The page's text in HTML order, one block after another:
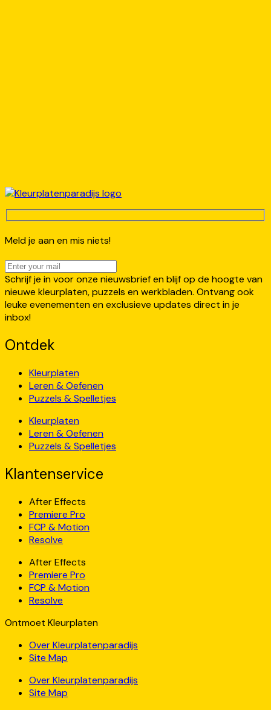
Meld je aan en mis niets!
Schrijf je in voor onze nieuwsbrief en blijf op de hoogte van
nieuwe kleurplaten, puzzels en werkbladen. Ontvang ook
leuke evenementen en exclusieve updates direct in je
inbox!
Ontdek
Kleurplaten
Leren & Oefenen
Puzzels & Spelletjes
Kleurplaten
Leren & Oefenen
Puzzels & Spelletjes
Klantenservice
After Effects
Premiere Pro
FCP & Motion
Resolve
After Effects
Premiere Pro
FCP & Motion
Resolve
Ontmoet Kleurplaten
Over Kleurplatenparadijs
Site Map
Over Kleurplatenparadijs
Site Map